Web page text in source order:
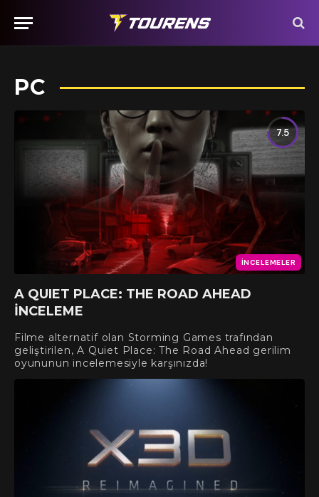
PC
7.5
İNCELEMELER
A QUIET PLACE: THE ROAD AHEAD
İNCELEME
Filme alternatif olan Storming Games trafından
geliştirilen, A Quiet Place: The Road Ahead gerilim
oyununun incelemesiyle karşınızda!